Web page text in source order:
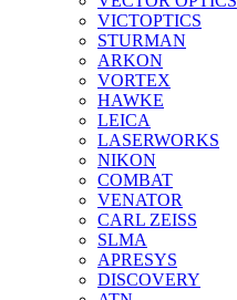
VICTOPTICS
STURMAN
ARKON
VORTEX
HAWKE
LEICA
LASERWORKS
NIKON
COMBAT
VENATOR
CARL ZEISS
SLMA
APRESYS
DISCOVERY